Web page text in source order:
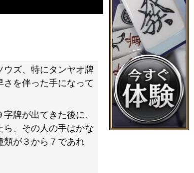
ズ、特にタンヤオ牌
を伴った手になって
牌が出てきた後に、
ら、その人の手はかな
類が３から７であれ